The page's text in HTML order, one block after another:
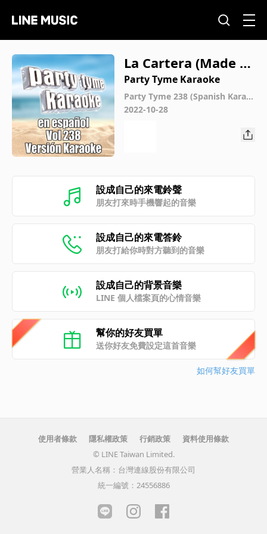
La Cartera (Made P
opular By Farruko
& Bad Bunny) [Kara
oke Version]
Party Tyme Karaoke
Party Tyme 238 (Spanish Karao
ke Versions)
2022-10-28
設成自己的來電鈴聲
朋友打來時手機響起的音樂
設成自己的來電答鈴
朋友打給你時對方聽到的音樂
設成自己的背景音樂
LINE 個人檔案頁的心情音樂
幫你的好友買單
送你好友免費設定這首音樂
如何幫好友買單
使用者條款 隱私權政策 行銷政策
資料使用條款
© LINE Taiwan Limited.
營業人名稱：台灣連線股份有限公司
統一編號：24556886